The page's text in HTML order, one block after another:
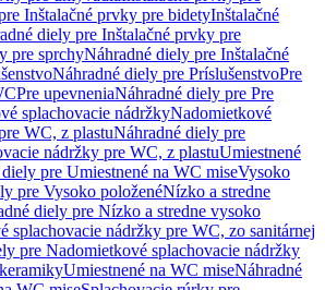
Inštalačné prvky pre bidetyInštalačné
diely pre Inštalačné prvky pre
pre sprchyNáhradné diely pre Inštalačné
Náhradné diely pre PríslušenstvoPre
Pre upevneniaNáhradné diely pre Pre
splachovacie nádržkyNadomietkové
WC, z plastuNáhradné diely pre
nádržky pre WC, z plastuUmiestnené
pre Umiestnené na WC miseVysoko
pre Vysoko položenéNízko a stredne
diely pre Nízko a stredne vysoko
splachovacie nádržky pre WC, zo sanitárnej
pre Nadomietkové splachovacie nádržky
Umiestnené na WC miseNáhradné